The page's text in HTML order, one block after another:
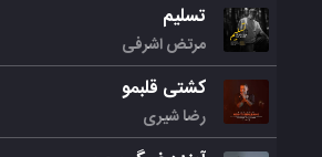
تسلیم
مرتض اشرفی
کشتی قلبمو
رضا شیری